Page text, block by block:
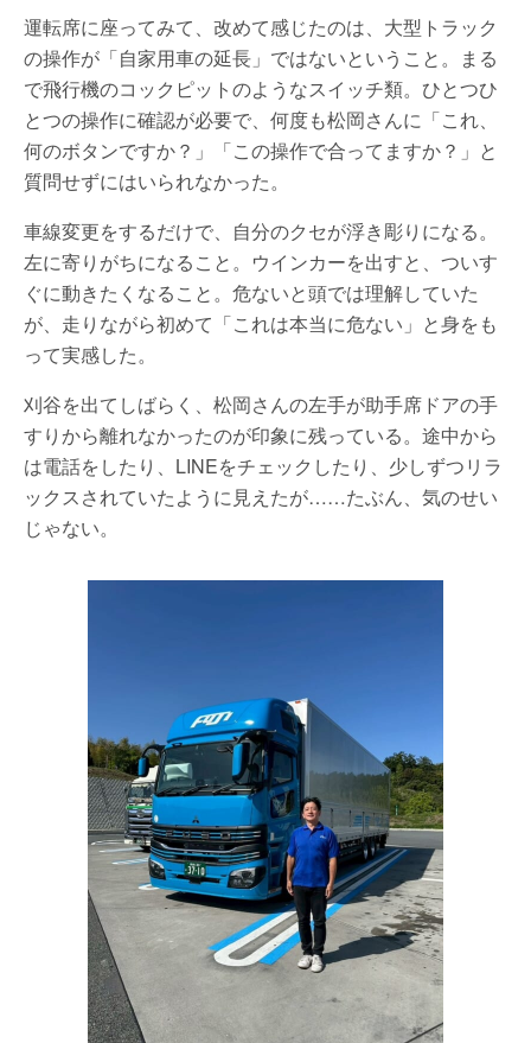
運転席に座ってみて、改めて感じたのは、大型トラック
の操作が「自家用車の延長」ではないということ。まる
で飛行機のコックピットのようなスイッチ類。ひとつひ
とつの操作に確認が必要で、何度も松岡さんに「これ、
何のボタンですか？」「この操作で合ってますか？」と
質問せずにはいられなかった。
車線変更をするだけで、自分のクセが浮き彫りになる。
左に寄りがちになること。ウインカーを出すと、ついす
ぐに動きたくなること。危ないと頭では理解していた
が、走りながら初めて「これは本当に危ない」と身をも
って実感した。
刈谷を出てしばらく、松岡さんの左手が助手席ドアの手
すりから離れなかったのが印象に残っている。途中から
は電話をしたり、LINEをチェックしたり、少しずつリラ
ックスされていたように見えたが……たぶん、気のせい
じゃない。